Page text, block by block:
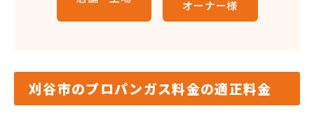
オーナー様
刈谷市のプロパンガス料金の適正料金